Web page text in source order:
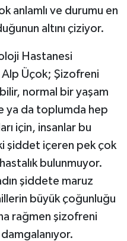
anlamlı ve durumu en
altını çiziyor.
Hastanesi
Alp Üçok; Şizofreni
normal bir yaşam
ya da toplumda hep
için, insanlar bu
şiddet içeren pek çok
bulunmuyor.
şiddete maruz
büyük çoğunluğu
rağmen şizofreni